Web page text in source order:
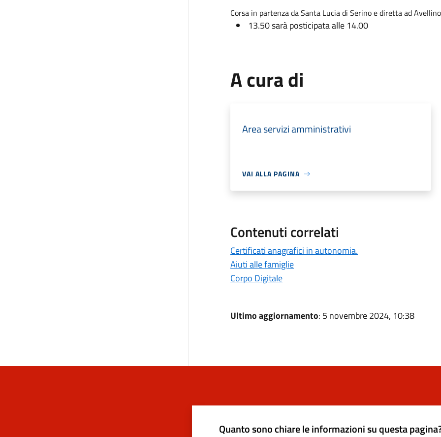
Corsa in partenza da Santa Lucia di Serino e diretta ad
13.50 sarà posticipata alle 14.00
A cura di
Area servizi amministrativi
VAI ALLA PAGINA
Contenuti correlati
Certificati anagrafici in autonomia.
Aiuti alle famiglie
Corpo Digitale
Ultimo aggiornamento: 5 novembre 2024, 10:38
Quanto sono chiare le informazioni su questa